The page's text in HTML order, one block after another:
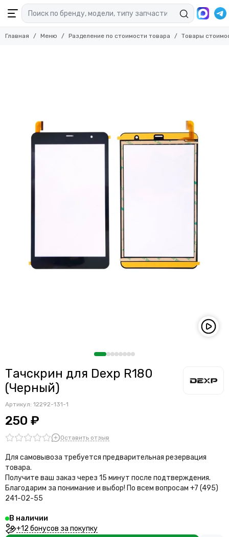
Главная Меню Разделение по стоимости товара Товары
Тачскрин для Dexp R180
(Черный)
Артикул: 12292-131-1
250 ₽
Оставить отзыв
Для самовывоза требуется предварительная резервация
товара.
Получите ваш заказ через 15 минут после подтверждения.
Благодарим за понимание и выбор! По всем вопросам +7 (495)
241-02-55
В наличии
+12 бонусов за покупку